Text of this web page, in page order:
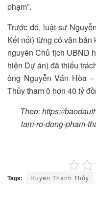
phạm”.
Trước đó, luật sư
Kết nối) từng có văn bản
nguyên Chủ tịch UBND
hiện Dự án) đã thiếu
ông Nguyễn Văn Hòa
Thủy tham ô hơn 40 tỷ
Theo: https://
lam-ro-dong-pham-
Tags: Huyện Thanh Thủy